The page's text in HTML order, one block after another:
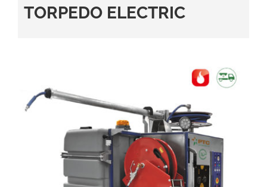
TORPEDO ELECTRIC